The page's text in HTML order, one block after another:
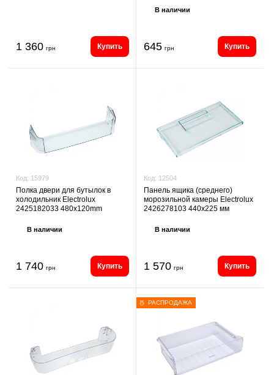
1 360 грн Купить
В наличии
645 грн Купить
Код: 15979
Полка двери для бутылок в
холодильник Electrolux
2425182033 480x120mm
В наличии
1 740 грн Купить
Код: 12504
Панель ящика (среднего)
морозильной камеры Electrolux
2426278103 440х225 мм
В наличии
1 570 грн Купить
РАСПРОДАЖА